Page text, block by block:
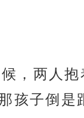
，两人
孩子倒是